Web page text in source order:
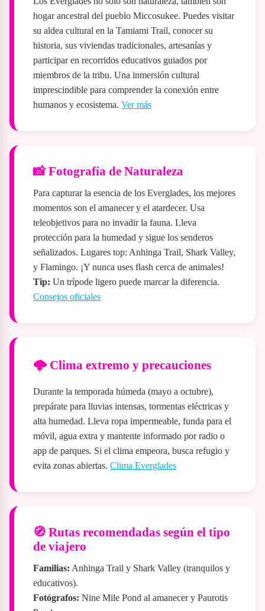
hogar ancestral del pueblo Miccosukee. Puedes visitar
su aldea cultural en la Tamiami Trail, conocer su
historia, sus viviendas tradicionales, artesanías y
participar en recorridos educativos guiados por
miembros de la tribu. Una inmersión cultural
imprescindible para comprender la conexión entre
humanos y ecosistema. Ver más
📸 Fotografía de Naturaleza
Para capturar la esencia de los Everglades, los mejores
momentos son el amanecer y el atardecer. Usa
teleobjetivos para no invadir la fauna. Lleva
protección para la humedad y sigue los senderos
señalizados. Lugares top: Anhinga Trail, Shark Valley,
y Flamingo. ¡Y nunca uses flash cerca de animales!
Tip: Un trípode ligero puede marcar la diferencia.
Consejos oficiales
🌩️ Clima extremo y precauciones
Durante la temporada húmeda (mayo a octubre),
prepárate para lluvias intensas, tormentas eléctricas y
alta humedad. Lleva ropa impermeable, funda para el
móvil, agua extra y mantente informado por radio o
app de parques. Si el clima empeora, busca refugio y
evita zonas abiertas. Clima Everglades
🧭 Rutas recomendadas según el tipo
de viajero
Familias: Anhinga Trail y Shark Valley (tranquilos y
educativos).
Fotógrafos: Nine Mile Pond al amanecer y Paurotis